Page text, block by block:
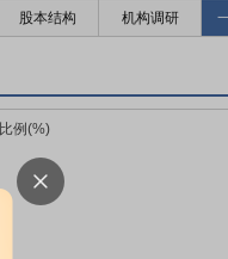
股本结构 机构调研